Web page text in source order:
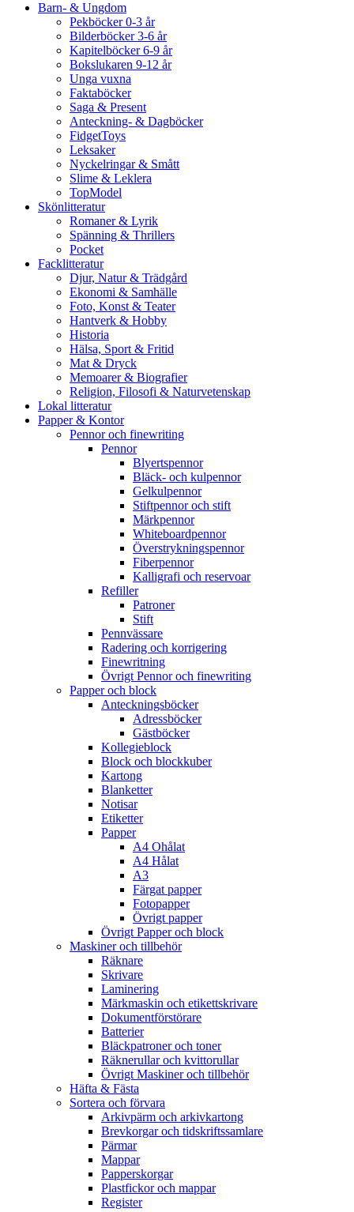
Barn- & Ungdom
Pekböcker 0-3 år
Bilderböcker 3-6 år
Kapitelböcker 6-9 år
Bokslukaren 9-12 år
Unga vuxna
Faktaböcker
Saga & Present
Anteckning- & Dagböcker
FidgetToys
Leksaker
Nyckelringar & Smått
Slime & Leklera
TopModel
Skönlitteratur
Romaner & Lyrik
Spänning & Thrillers
Pocket
Facklitteratur
Djur, Natur & Trädgård
Ekonomi & Samhälle
Foto, Konst & Teater
Hantverk & Hobby
Historia
Hälsa, Sport & Fritid
Mat & Dryck
Memoarer & Biografier
Religion, Filosofi & Naturvetenskap
Lokal litteratur
Papper & Kontor
Pennor och finewriting
Pennor
Blyertspennor
Bläck- och kulpennor
Gelkulpennor
Stiftpennor och stift
Märkpennor
Whiteboardpennor
Överstrykningspennor
Fiberpennor
Kalligrafi och reservoar
Refiller
Patroner
Stift
Pennvässare
Radering och korrigering
Finewritning
Övrigt Pennor och finewriting
Papper och block
Anteckningsböcker
Adressböcker
Gästböcker
Kollegieblock
Block och blockkuber
Kartong
Blanketter
Notisar
Etiketter
Papper
A4 Ohålat
A4 Hålat
A3
Färgat papper
Fotopapper
Övrigt papper
Övrigt Papper och block
Maskiner och tillbehör
Räknare
Skrivare
Laminering
Märkmaskin och etikettskrivare
Dokumentförstörare
Batterier
Bläckpatroner och toner
Räknerullar och kvittorullar
Övrigt Maskiner och tillbehör
Häfta & Fästa
Sortera och förvara
Arkivpärm och arkivkartong
Brevkorgar och tidskriftssamlare
Pärmar
Mappar
Papperskorgar
Plastfickor och mappar
Register